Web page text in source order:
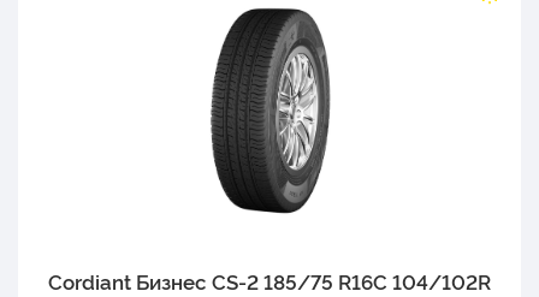
Cordiant Бизнес CS-2 185/75 R16C 104/102R